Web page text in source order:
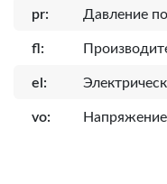
pr: Давление
fl:
el:
vo: Напряжение